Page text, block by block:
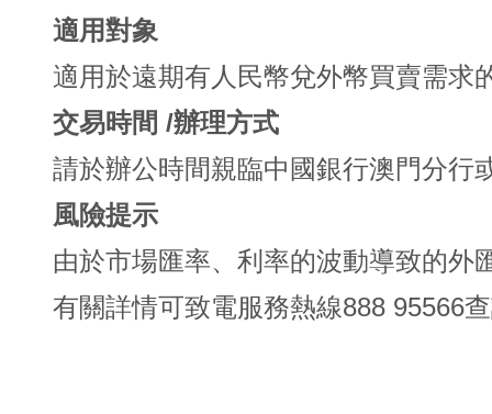
適用對象
適用於遠期有人民幣兌外幣買賣需求
交易時間 /辦理方式
請於辦公時間親臨中國銀行澳門分行
風險提示
由於市場匯率、利率的波動導致的外
有關詳情可致電服務熱線888 95566